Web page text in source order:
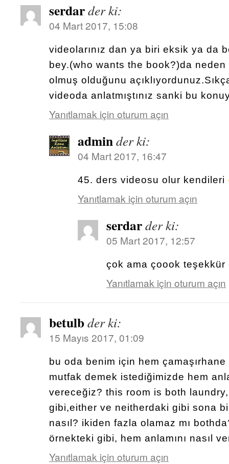
serdarder ki:
04 Mart 2017, 15:08
videolarınız dan ya biri eksik ya da
bey.(who wants the book?)da
olmuş olduğunu
videoda anlatmıştınız sanki bu
Yanıtlamak için oturum açın
adminder ki:
04 Mart 2017, 16:47
45. ders videosu olur kendileri
Yanıtlamak için oturum açın
serdarder ki:
05 Mart 2017, 12:57
çok ama çoook teşekkür
Yanıtlamak için oturum açın
betulbder ki:
15 Mayıs 2017, 01:09
bu oda benim için hem
mutfak demek istediğimizde hem
vereceğiz? this room is both
gibi,either ve neitherdaki gibi sona
nasıl? ikiden fazla olamaz mı
örnekteki gibi, hem anlamını nasıl
Yanıtlamak için oturum açın